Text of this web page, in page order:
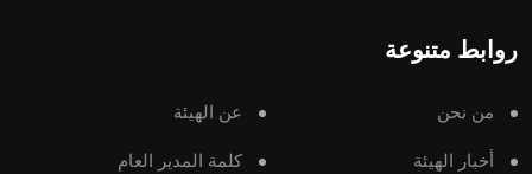
روابط متنوعة
من نحن عن الهيئة
أخبار الهيئة كلمة المدير العام